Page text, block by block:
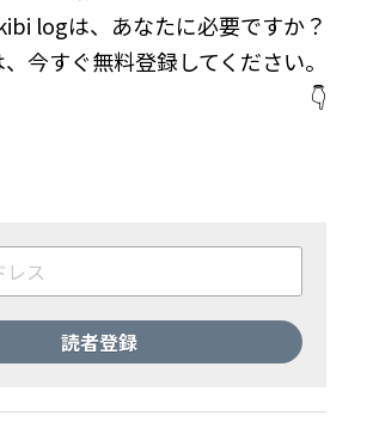
logは、あなたに必要ですか？
今すぐ無料登録してください。
👇
読者登録